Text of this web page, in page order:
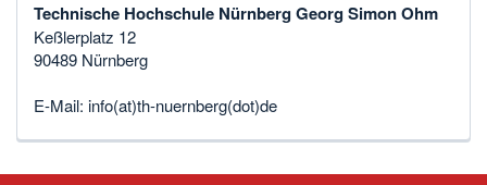
Technische Hochschule Nürnberg Georg Simon Ohm
Keßlerplatz 12
90489 Nürnberg
E-Mail: info(at)th-nuernberg(dot)de